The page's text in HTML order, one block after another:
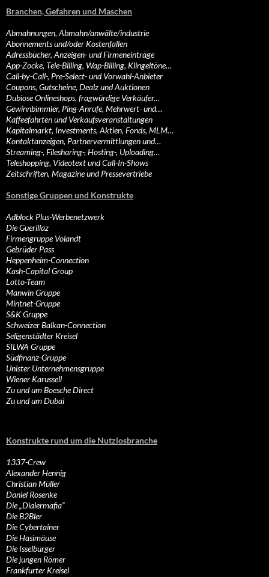
Branchen, Gefahren und Maschen
Abmahnungen, Abmahn/anwälte/industrie
Abonnements und/oder Kostenfallen
Adressbücher, Anzeigen- und Firmeneinträge
App-Zocke, Tele-Billing, Wap-Billing, Klingeltöne…
Call-by-Call-, Pre-Select- und Vorwahl-Anbieter
Coupons, Gutscheine, Dealz und Auktionen
Dubiose Onlineshops, fragwürdige Verkäufer…
Gewinnbimmler, Ping-Anrufe, Mehrwert- und…
Kaffeefahrten und Verkaufsveranstaltungen
Kapitalmarkt, Investments, Aktien, Fonds, MLM…
Kontaktanzeigen, Partnervermittlungen und…
Streaming-, Filesharing-, Hosting-, Uploading…
Teleshopping, Videotext und Call-In-Shows
Zeitschriften, Magazine und Pressevertriebe
Sonstige Gruppen und Konstrukte
Adblock Plus-Werbenetzwerk
Die Guerillaz
Firmengruppe Volandt
Gebrüder Pass
Heppenheim-Connection
Kash-Capital Group
Lotto-Team
Manwin Gruppe
Mintnet-Gruppe
S&K Gruppe
Schweizer Balkan-Connection
Seligenstädter Kreisel
SILWA Gruppe
Südfinanz-Gruppe
Unister Unternehmensgruppe
Wiener Karussell
Zu und um Boesche Direct
Zu und um Dubai
Konstrukte rund um die Nutzlosbranche
1337-Crew
Alexander Hennig
Christian Müller
Daniel Rosenke
Die „Dialermafia“
Die B2Bler
Die Cybertainer
Die Hasimäuse
Die Isselburger
Die jungen Römer
Frankfurter Kreisel